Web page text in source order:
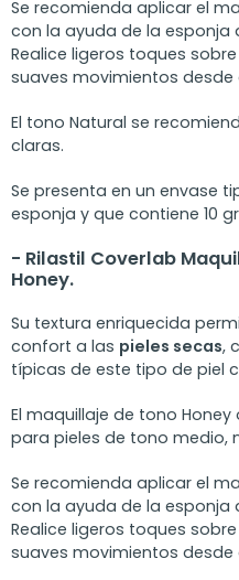
Se recomienda aplicar el
con la ayuda de la esponja
Realice ligeros toques
suaves movimientos desde
El tono Natural se
claras.
Se presenta en un envase
esponja y que contiene 10
- Rilastil Coverlab
Honey.
Su textura enriquecida
confort a las pieles secas,
típicas de este tipo de piel
El maquillaje de tono
para pieles de tono medio,
Se recomienda aplicar el
con la ayuda de la esponja
Realice ligeros toques
suaves movimientos desde